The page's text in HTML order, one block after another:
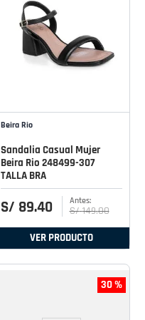
Beira Rio
Sandalia Casual Mujer
Beira Rio 248499-307
TALLA BRA
S/ 89.40 S/ 149.00
VER PRODUCTO
30 %